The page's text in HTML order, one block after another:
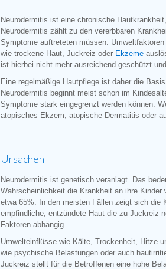
Neurodermitis ist eine chronische
Neurodermitis zählt zu den vererbbaren
Symptome auftreteten müssen.
wie trockene Haut, Juckreiz oder Ekzeme
ist hierbei nicht mehr ausreichend geschützt
Eine regelmäßige Hautpflege ist daher die
Neurodermitis beginnt meist schon im
Symptome stark eingegrenzt werden können.
atopisches Ekzem, atopische Dermatitis oder
Ursachen
Neurodermitis ist genetisch veranlagt. Das
Wahrscheinlichkeit die Krankheit an ihre
etwa 65%. In den meisten Fällen zeigt sich die
empfindliche, entzündete Haut die zu Juckreiz
Faktoren abhängig.
Umwelteinflüsse wie Kälte, Trockenheit, Hitze
wie psychische Belastungen oder auch
Juckreiz stellt für die Betroffenen eine hohe